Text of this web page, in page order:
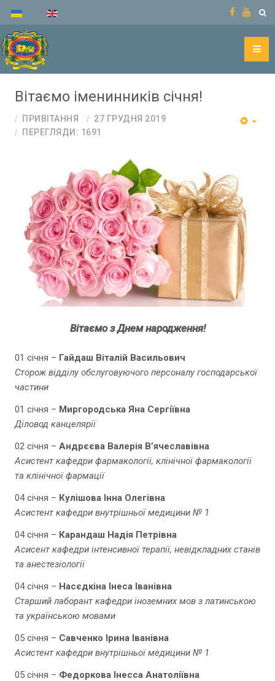
Вітаємо іменинників січня!
ПРИВІТАННЯ
27 ГРУДНЯ 2019
ПЕРЕГЛЯДИ: 1691
Вітаємо з Днем народження!
01 січня – Гайдаш Віталій Васильович
Сторож відділу обслуговуючого персоналу господарської
частини
01 січня – Миргородська Яна Сергіївна
Діловод канцелярії
02 січня – Андрєєва Валерія В’ячеславівна
Асистент кафедри фармакології, клінічної фармакології
та клінічної фармації
04 січня – Кулішова Інна Олегівна
Асистент кафедри внутрішньої медицини № 1
04 січня – Карандаш Надія Петрівна
Асисент кафедри інтенсивної терапії, невідкладних станів
та анестезіології
04 січня – Насєдкіна Інеса Іванівна
Старший лаборант кафедри іноземних мов з латинською
та українською мовами
05 січня – Савченко Ірина Іванівна
Асистент кафедри внутрішньої медицини № 1
05 січня – Федоркова Інесса Анатоліївна